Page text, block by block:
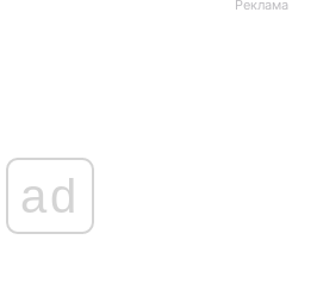
Реклама
ad